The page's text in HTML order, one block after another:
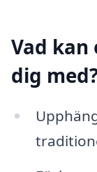
Vad kan
dig